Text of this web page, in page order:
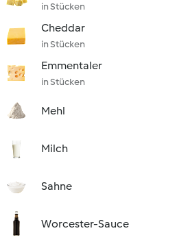
in Stücken
Cheddar
in Stücken
Emmentaler
in Stücken
Mehl
Milch
Sahne
Worcester-Sauce